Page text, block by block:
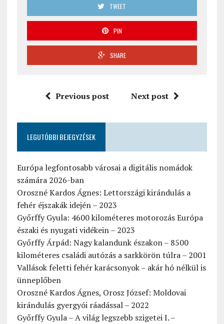
TWEET
PIN
SHARE
Previous post Next post
LEGUTÓBBI BEJEGYZÉSEK
Európa legfontosabb városai a digitális nomádok
számára 2026-ban
Oroszné Kardos Ágnes: Lettországi kirándulás a
fehér éjszakák idején – 2023
Győrffy Gyula: 4600 kilométeres motorozás Európa
északi és nyugati vidékein – 2023
Győrffy Árpád: Nagy kalandunk északon – 8500
kilométeres családi autózás a sarkkörön túlra – 2001
Vallások feletti fehér karácsonyok – akár hó nélkül is
ünneplőben
Oroszné Kardos Ágnes, Orosz József: Moldovai
kirándulás gyergyói ráadással – 2022
Győrffy Gyula – A világ legszebb szigetei I. –